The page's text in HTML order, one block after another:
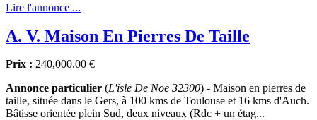
Lire l'annonce ...
A. V. Maison En Pierres De Taille
Prix : 240,000.00 €
Annonce particulier (L'isle De Noe 32300) - Maison en pierres de
taille, située dans le Gers, à 100 kms de Toulouse et 16 kms d'Auch.
Bâtisse orientée plein Sud, deux niveaux (Rdc + un étag...